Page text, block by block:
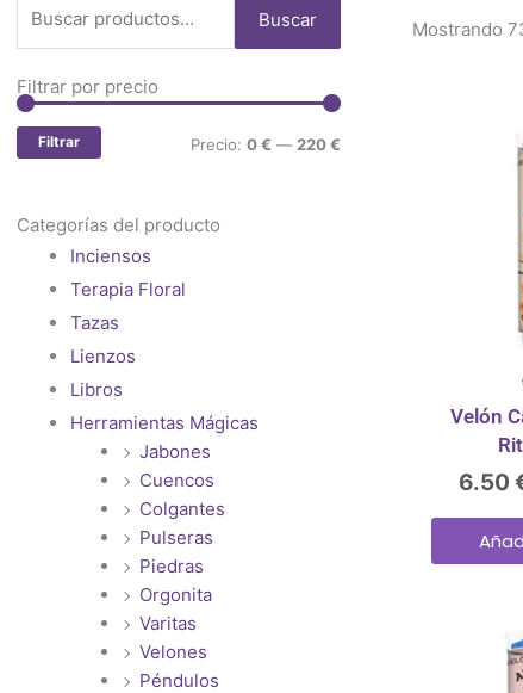
por:
Buscar
Filtrar por precio
Filtrar Precio: 0 € — 220 €
Categorías del producto
Inciensos
Terapia Floral
Tazas
Lienzos
Libros
Herramientas Mágicas
Jabones
Cuencos
Colgantes
Pulseras
Piedras
Orgonita
Varitas
Velones
Péndulos
Mostrando
Velón
6.50